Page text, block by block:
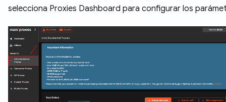
selecciona Proxies Dashboard para configurar los